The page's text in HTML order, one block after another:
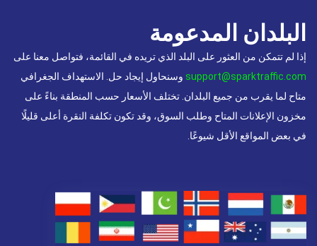
البلدان المدعومة
إذا لم تتمكن من العثور على البلد الذي تريده في القائمة، فتواصل معنا على
support@sparktraffic.com وسنحاول إيجاد حل. الاستهداف الجغرافي
متاح لما يقرب من جميع البلدان. تختلف الأسعار حسب المنطقة بناءً على
مخزون الإعلانات المتاح وطلب السوق، وقد تكون تكلفة النقرة أعلى قليلًا
في بعض المواقع الأقل شيوعًا.